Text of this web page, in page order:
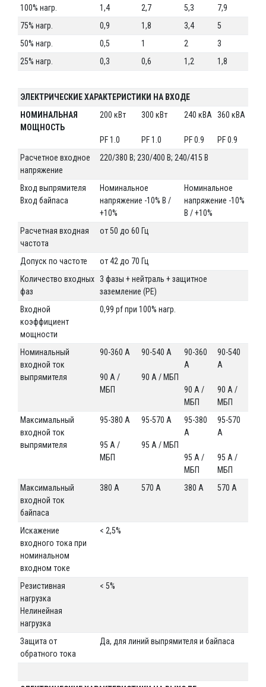
100% нагр. 1,4 2,7 5,3
7,9
75% нагр.
0,9 1,8 3,4
5
50% нагр.
0,5 1 2
3
25% нагр.
0,3 0,6 1,2 1,8
ЭЛЕКТРИЧЕСКИЕ ХАРАКТЕРИСТИКИ НА ВХОДЕ
НОМИНАЛЬНАЯ
МОЩНОСТЬ
200 кВт
PF 1.0
300 кВт
PF 1.0
240 кВА
PF 0.9
360 кВА
PF 0.9
Расчетное входное
напряжение
220/380 В; 230/400 В; 240/415 В
Вход выпрямителя
Вход байпаса
Номинальное
напряжение -10% В /
+10%
Номинальное
напряжение -10%
В / +10%
Расчетная входная
частота
от 50 до 60 Гц
Допуск по частоте
от 42 до 70 Гц
Количество входных
фаз
3 фазы + нейтраль + защитное
заземление (PE)
Входной
коэффициент
мощности
0,99 pf при 100% нагр.
Номинальный
входной ток
выпрямителя
90-360 А
90 A /
МБП
90-540 А
90 A / МБП
90-360
А
90 A /
МБП
90-540
А
90 A /
МБП
Максимальный
входной ток
выпрямителя
95-380 А
95 A /
МБП
95-570 А
95 A / МБП
95-380
А
95 A /
МБП
95-570
А
95 A /
МБП
Максимальный
входной ток
байпаса
380 А 570 А 380 А 570 А
Искажение
входного тока при
номинальном
входном токе
< 2,5%
Резистивная
нагрузка
Нелинейная
нагрузка
< 5%
Защита от
обратного тока
Да, для линий выпрямителя и байпаса